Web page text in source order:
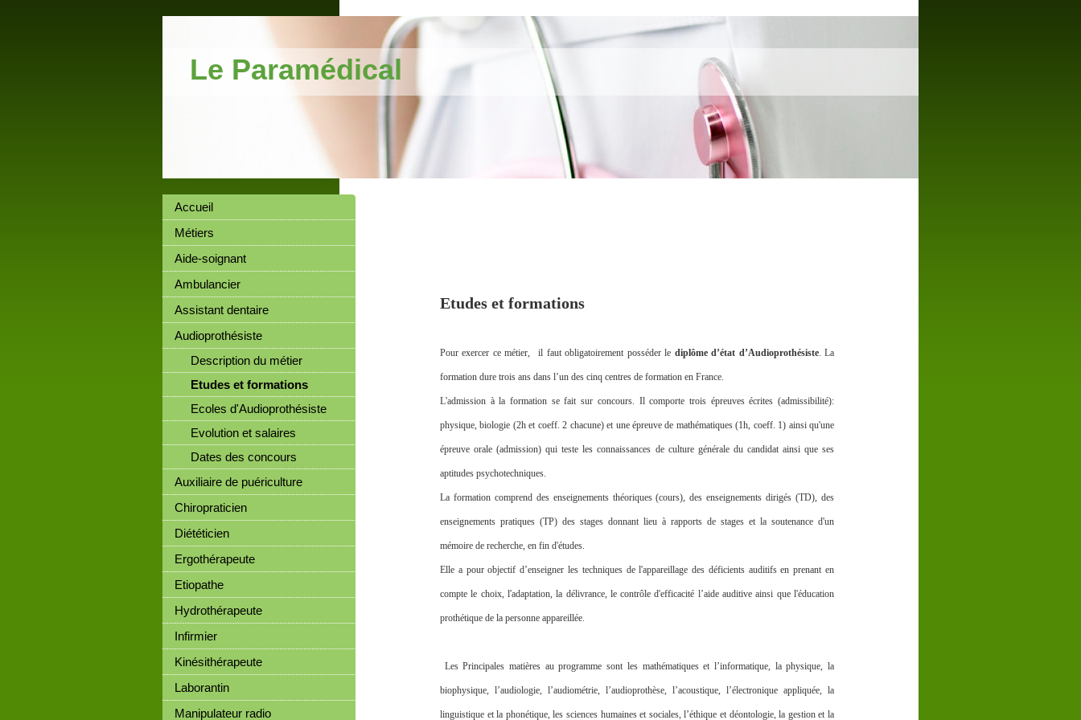
Le Paramédical
Etudes et formations
Pour exercer ce métier, il faut obligatoirement posséder le diplôme d’état d’Audioprothésiste. La
formation dure trois ans dans l’un des cinq centres de formation en France.
L'admission à la formation se fait sur concours. Il comporte trois épreuves écrites (admissibilité):
physique, biologie (2h et coeff. 2 chacune) et une épreuve de mathématiques (1h, coeff. 1) ainsi qu'une
épreuve orale (admission) qui teste les connaissances de culture générale du candidat ainsi que ses
aptitudes psychotechniques.
La formation comprend des enseignements théoriques (cours), des enseignements dirigés (TD), des
enseignements pratiques (TP) des stages donnant lieu à rapports de stages et la soutenance d'un
mémoire de recherche, en fin d'études.
Elle a pour objectif d’enseigner les techniques de l'appareillage des déficients auditifs en prenant en
compte le choix, l'adaptation, la délivrance, le contrôle d'efficacité l’aide auditive ainsi que l'éducation
prothétique de la personne appareillée.
Les Principales matières au programme sont les mathématiques et l’informatique, la physique, la
biophysique, l’audiologie, l’audiométrie, l’audioprothèse, l’acoustique, l’électronique appliquée, la
linguistique et la phonétique, les sciences humaines et sociales, l’éthique et déontologie, la gestion et la
Accueil
Métiers
Aide-soignant
Ambulancier
Assistant dentaire
Audioprothésiste
Description du métier
Etudes et formations
Ecoles d'Audioprothésiste
Evolution et salaires
Dates des concours
Auxiliaire de puériculture
Chiropraticien
Diététicien
Ergothérapeute
Etiopathe
Hydrothérapeute
Infirmier
Kinésithérapeute
Laborantin
Manipulateur radio